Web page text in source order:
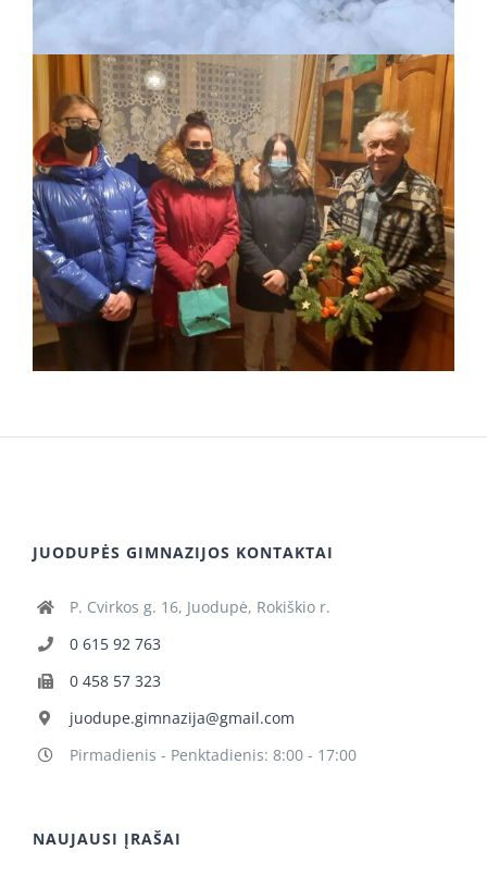
JUODUPĖS GIMNAZIJOS KONTAKTAI
P. Cvirkos g. 16, Juodupė, Rokiškio r.
0 615 92 763
0 458 57 323
juodupe.gimnazija@gmail.com
Pirmadienis - Penktadienis: 8:00 - 17:00
NAUJAUSI ĮRAŠAI